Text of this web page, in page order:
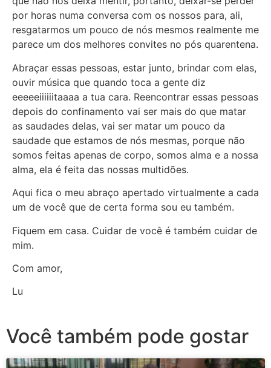
por horas numa conversa com os nossos para, ali,
resgatarmos um pouco de nós mesmos realmente me
parece um dos melhores convites no pós quarentena.
Abraçar essas pessoas, estar junto, brindar com elas,
ouvir música que quando toca a gente diz
eeeeeiiiiiitaaaa a tua cara. Reencontrar essas pessoas
depois do confinamento vai ser mais do que matar
as saudades delas, vai ser matar um pouco da
saudade que estamos de nós mesmas, porque não
somos feitas apenas de corpo, somos alma e a nossa
alma, ela é feita das nossas multidões.
Aqui fica o meu abraço apertado virtualmente a cada
um de você que de certa forma sou eu também.
Fiquem em casa. Cuidar de você é também cuidar de
mim.
Com amor,
Lu
Você também pode gostar